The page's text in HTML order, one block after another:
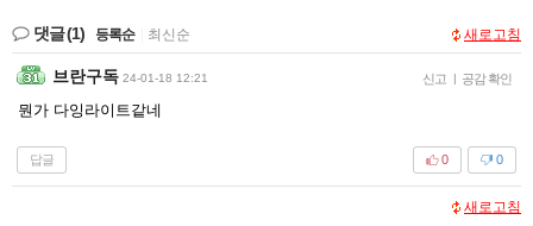
댓글(1) 등록순 최신순 새로고침
브란구독 24-01-18 12:21 신고 | 공감 확인
뭔가 다잉라이트같네
답글 0
0
새로고침